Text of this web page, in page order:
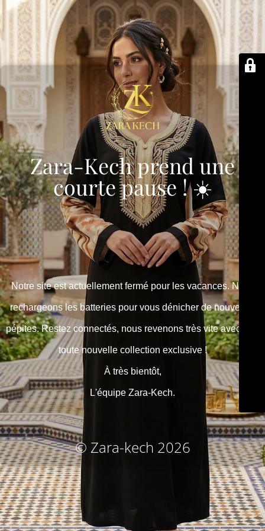
Zara-Kech prend une
courte pause ! ☀️
Notre site est actuellement fermé pour les vacances. Nous
rechargeons les batteries pour vous dénicher de nouvelles
pépites. Restez connectés, nous revenons très vite avec une
toute nouvelle collection exclusive !
À très bientôt,
L'équipe Zara-Kech.
© Zara-kech 2026